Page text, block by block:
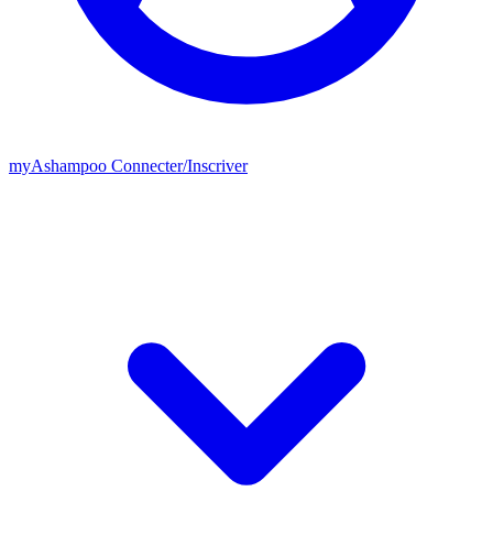
myAshampoo Connecter/Inscriver